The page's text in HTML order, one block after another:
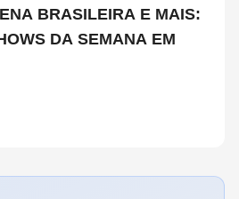
BRASILEIRA E MAIS:
DA SEMANA EM